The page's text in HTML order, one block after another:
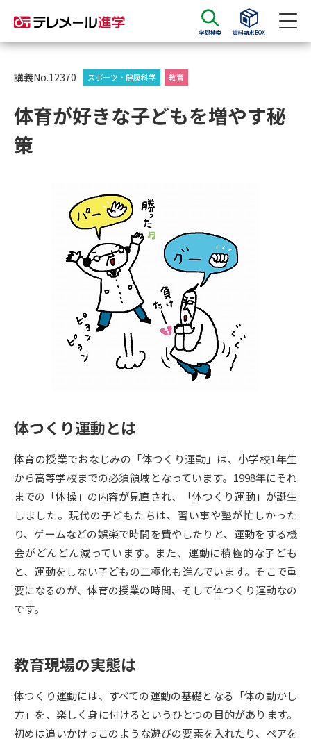
学問検索 資料請求BOX
資料請求
大学・短大の資料種類から請求
総合型選抜・学校推薦型選抜 募
大学・短大以外の資料から請求
専門学校の資料請求 大学院の資料請求
留学・進学関連、塾・予備校
大学入学共通テスト「受験案
内」の請求
幼稚園教員資格認定試験
高等学校（情報）教員資格認定
試験
大学研究 大学検索
大学で学べる内容や特徴を調べる
新増設大学・学部・学科特集
デジタルパンフレット 進路の３択
新学年スタート号特集ページ
（高3生用）
新学年スタート号特集ページ
（高2生用）
講義No.12370 スポーツ・健康科学 教育
体育が好きな子どもを増やす秘
策
体つくり運動とは
体育の授業でおなじみの「体つくり運動」は、小学校1年生
から高等学校までの必須領域となっています。1998年にそれ
までの「体操」の内容が見直され、「体つくり運動」が誕生
しました。現代の子どもたちは、習い事や塾が忙しかった
り、ゲームなどの娯楽で時間を費やしたりと、運動をする機
会がどんどん減っています。また、運動に積極的な子ども
と、運動をしない子どもの二極化も進んでいます。そこで重
要になるのが、体育の授業の時間、そして体つくり運動なの
です。
教育現場の実態は
体つくり運動には、すべての運動の基礎となる「体の動かし
方」を、楽しく身に付けるというひとつの目的があります。
初めは追いかけっこのような遊びの要素を入れたり、ペアを